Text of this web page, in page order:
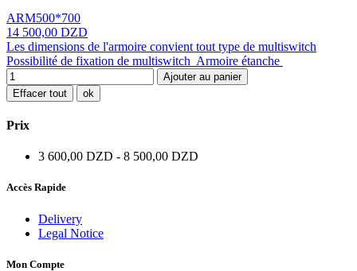
ARM500*700
14 500,00 DZD
Les dimensions de l'armoire convient tout type de multiswitch
Possibilité de fixation de multiswitch Armoire étanche
Ajouter au panier
Effacer tout
ok
Prix
3 600,00 DZD - 8 500,00 DZD
Accès Rapide
Delivery
Legal Notice
Mon Compte